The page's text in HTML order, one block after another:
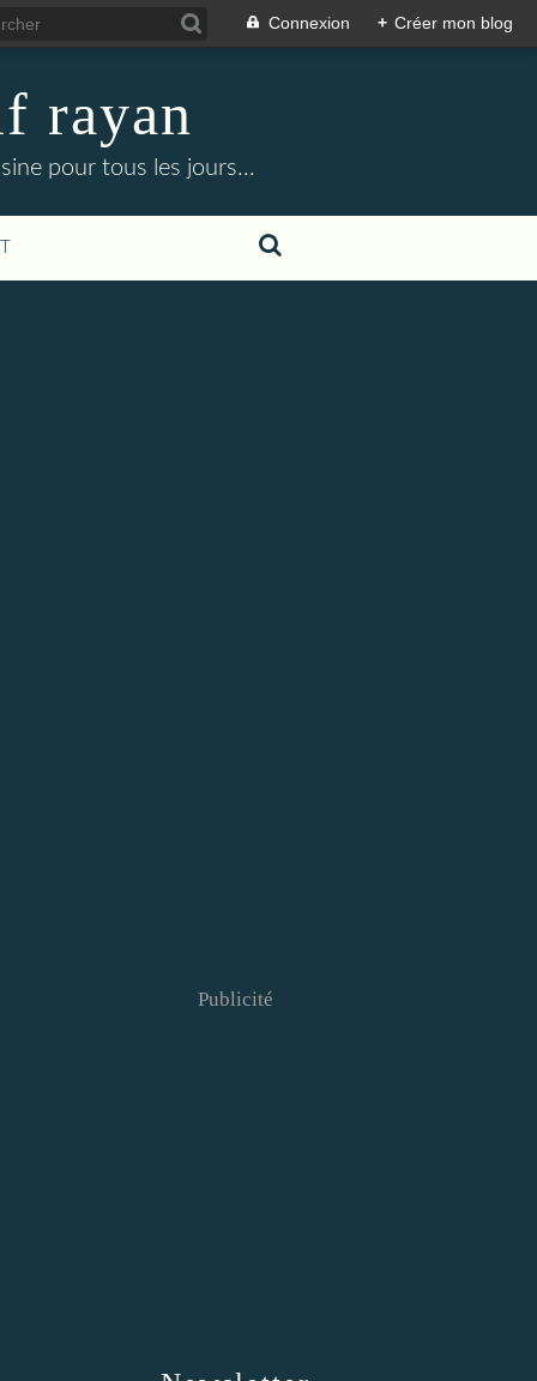
Connexion + Créer mon blog
rayan
pour tous les jours...
Publicité